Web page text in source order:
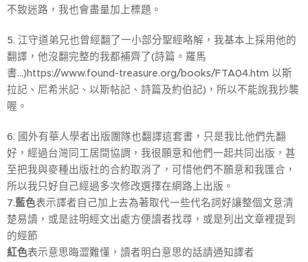
不致迷路，我也會盡量加上標題。
5. 江守道弟兄也曾經翻了一小部分聖經略解，我基本上採用他的
翻譯，他沒翻完整的我都補齊了(詩篇。羅馬
書...)https://www.found-treasure.org/books/FTA04.htm 以斯
拉記、尼希米記、以斯帖記、詩篇及約伯記)，所以不能說我抄襲
喔。
6. 國外有華人學者出版團隊也翻譯這套書，只是我比他們先翻
好，經過台灣同工居間協調，我很願意和他們一起共同出版，甚
至把我與麥種出版社的合約取消了，可惜他們不願意和我匯合，
所以我只好自己經過多次修改選擇在網路上出版。
7.藍色表示譯者自己加上去為著取代一些代名詞好讓整個文意清
楚易讀，或是註明經文出處方便讀者找尋，或是列出文章裡提到
的經節
紅色表示意思晦澀難懂，讀者明白意思的話請通知譯者